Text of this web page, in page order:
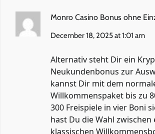
Monro Casino Bonus ohne
December 18, 2025 at 1:01 am
Alternativ steht Dir ein
Neukundenbonus zur
kannst Dir mit dem
Willkommenspaket bis zu
300 Freispiele in vier Boni
hast Du die Wahl zwischen
klassischen